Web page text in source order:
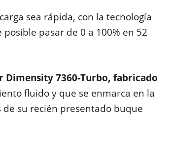
sea rápida, con la tecnología
pasar de 0 a 100% en 52
Dimensity 7360-Turbo, fabricado
fluido y que se enmarca en la
su recién presentado buque